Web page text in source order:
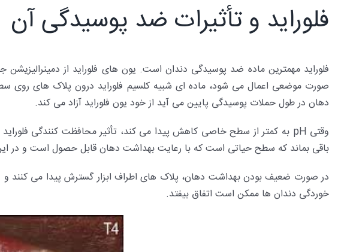
فلوراید و تأثیرات ضد پوسیدگی آن
دهان در طول حملات پوسیدگی پایین می آید از خود یون فلوراید آزاد می کند.
باقی بماند که سطح حیاتی است که با رعایت بهداشت دهان قابل حصول است و در
خوردگی دندان ها ممکن است اتفاق بیفتد.